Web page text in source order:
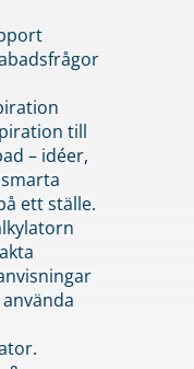
till
– idéer,
ett ställe.